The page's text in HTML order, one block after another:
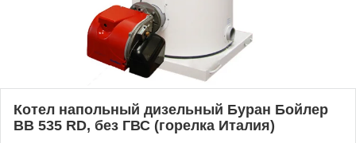
Котел напольный дизельный Буран Бойлер
BB 535 RD, без ГВС (горелка Италия)